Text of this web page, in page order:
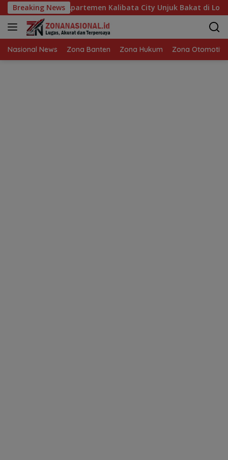
Langsung
ke
konten
Breaking News
Penghuni Apartemen Kalibata City Unjuk Bakat di Lomba
Nasional News Zona Banten Zona Hukum Zona Otomotif